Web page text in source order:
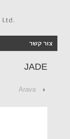
צור קשר
JADE
‹
Arava